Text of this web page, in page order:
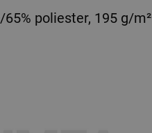
poliester, 195 g/m²